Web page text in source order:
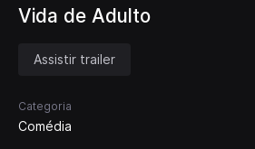
Vida de Adulto
Assistir trailer
Categoria
Comédia